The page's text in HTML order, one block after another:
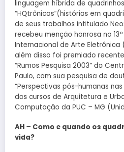
linguagem híbrida de
“HQtrônicas”(histórias em
de seus trabalhos intitulado
recebeu menção honrosa no
Internacional de Arte Eletrônica
além disso foi premiado
“Rumos Pesquisa 2003” do
Paulo, com sua pesquisa de
“Perspectivas pós-humanas
dos cursos de Arquitetura e
Computação da PUC – MG
AH – Como e quando os
vida?